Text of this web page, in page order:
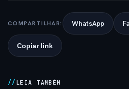
COMPARTILHAR: WhatsApp
Copiar link
LEIA TAMBÉM